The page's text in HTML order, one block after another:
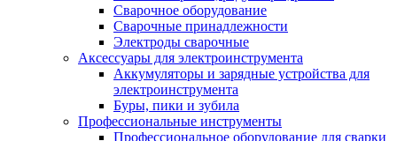
Сварочное оборудование
Сварочные принадлежности
Электроды сварочные
Аксессуары для электроинструмента
Аккумуляторы и зарядные устройства для
электроинструмента
Буры, пики и зубила
Профессиональные инструменты
Профессиональное оборудование для сварки